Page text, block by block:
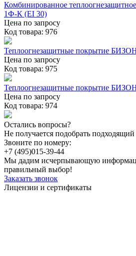
Комбинированное
1Ф-К (EI 30)
Цена по запросу
Код товара: 976
Теплоогнезащитные покрытие
Цена по запросу
Код товара: 975
Теплоогнезащитные покрытие
Цена по запросу
Код товара: 974
Остались вопросы?
Не получается подобрать подходящий
Звоните по номеру:
+7 (495)015-39-44
Мы дадим исчерпывающую
правильный выбор!
Заказать звонок
Лицензии и сертификаты